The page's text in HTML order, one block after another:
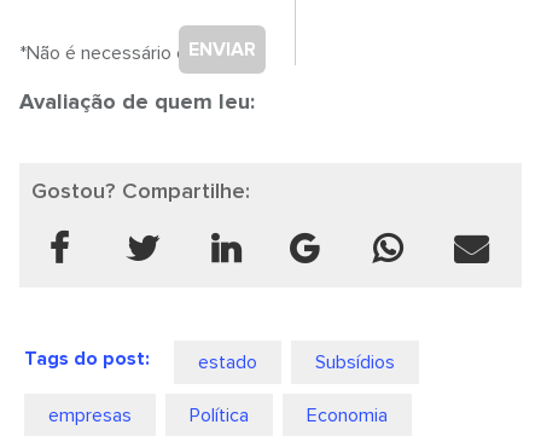
ENVIAR
*Não é necessário cadastro.
Avaliação de quem leu:
Gostou? Compartilhe:
Tags do post: estado Subsídios
empresas Política Economia